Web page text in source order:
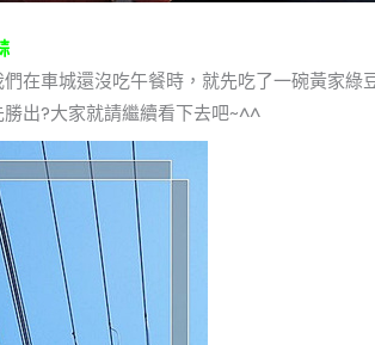
在車城還沒吃午餐時，就先吃了一碗黃家綠
出?大家就請繼續看下去吧~^^